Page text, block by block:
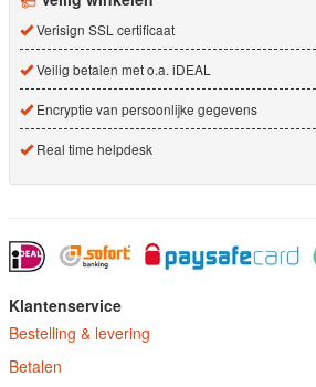
Verisign SSL certificaat
Veilig betalen met o.a. iDEAL
Encryptie van persoonlijke gegevens
Real time helpdesk
Klantenservice
Bestelling & levering
Betalen